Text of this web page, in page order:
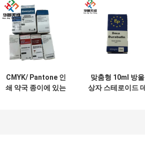
CMYK/ Pantone 인
쇄 약국 종이에 있는
맞춤형 10ml 방울
상자 스테로이드 데